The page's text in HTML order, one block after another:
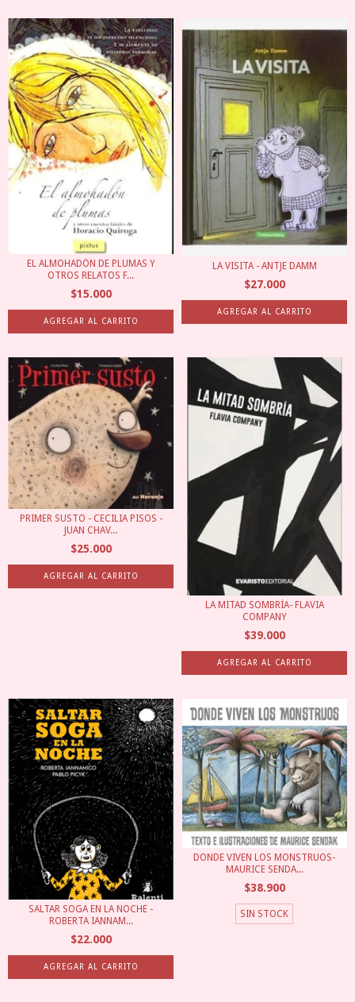
EL ALMOHADÓN DE PLUMAS Y
OTROS RELATOS F...
$15.000
LA VISITA - ANTJE DAMM
$27.000
PRIMER SUSTO - CECILIA PISOS -
JUAN CHAV...
$25.000
LA MITAD SOMBRÍA- FLAVIA
COMPANY
$39.000
SALTAR SOGA EN LA NOCHE -
ROBERTA IANNAM...
$22.000
DONDE VIVEN LOS MONSTRUOS-
MAURICE SENDA...
$38.900
SIN STOCK